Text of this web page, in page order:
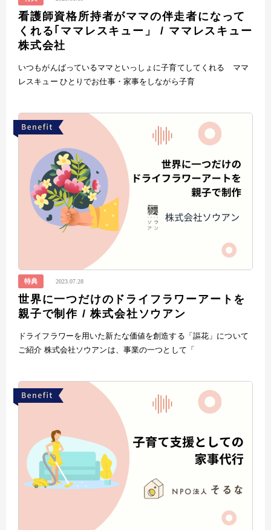
看護師資格所持者がママの伴走者になって
くれる｢ママレスキュー」 / ママレスキュー
株式会社
いつもがんばっているママといっしょに子育てしてくれる ママ
レスキュー ひとりでお仕事・家事をしながら子育
特典 2023.07.28
世界に一つだけのドライフラワーアートを
親子で制作 / 株式会社ソウアン
ドライフラワーを用いた新たな価値を創造する「謳花」について
ご紹介 株式会社ソウアンは、事業の一つとして「